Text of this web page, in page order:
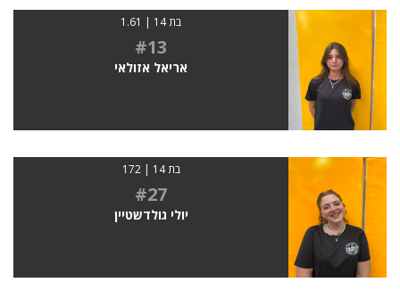
בת 14 | 1.61
#13
אריאל אזולאי
בת 14 | 172
#27
יולי גולדשטיין